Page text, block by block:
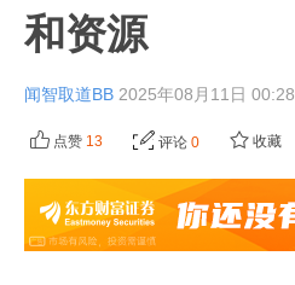
和资源
闻智取道BB 2025年08月11日 00:28
点赞 13 评论 0 收藏